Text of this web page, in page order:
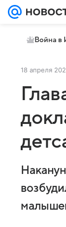
Война в
18 апреля